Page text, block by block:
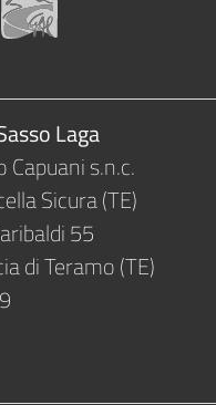
Laga
Capuani s.n.c.
Sicura (TE)
55
di Teramo (TE)